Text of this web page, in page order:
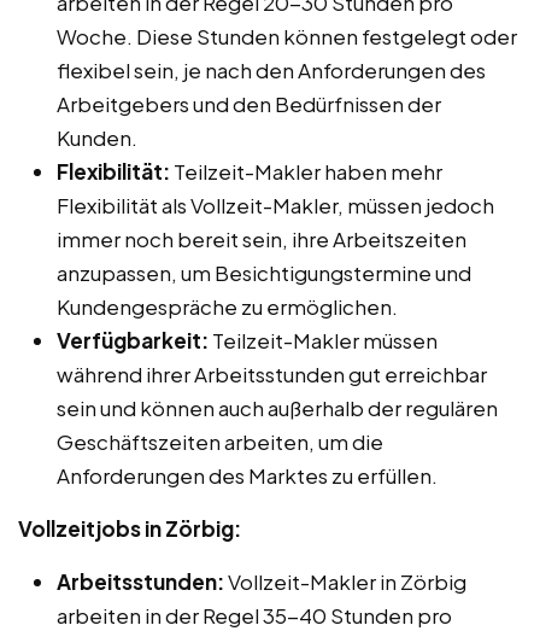
Woche. Diese Stunden können festgelegt oder
flexibel sein, je nach den Anforderungen des
Arbeitgebers und den Bedürfnissen der
Kunden.
Flexibilität: Teilzeit-Makler haben mehr
Flexibilität als Vollzeit-Makler, müssen jedoch
immer noch bereit sein, ihre Arbeitszeiten
anzupassen, um Besichtigungstermine und
Kundengespräche zu ermöglichen.
Verfügbarkeit: Teilzeit-Makler müssen
während ihrer Arbeitsstunden gut erreichbar
sein und können auch außerhalb der regulären
Geschäftszeiten arbeiten, um die
Anforderungen des Marktes zu erfüllen.
Vollzeitjobs in Zörbig:
Arbeitsstunden:Vollzeit-Makler in Zörbig
arbeiten in der Regel 35-40 Stunden pro